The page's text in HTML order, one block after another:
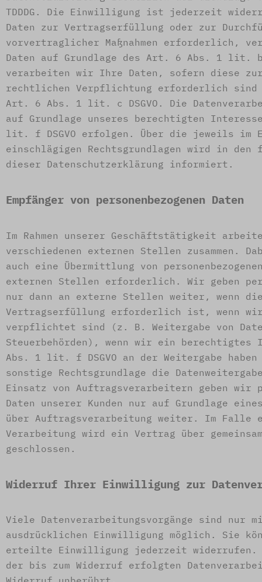
TDDDG. Die Einwilligung ist jederzeit
Daten zur Vertragserfüllung oder zur
vorvertraglicher Maßnahmen erforderlich,
Daten auf Grundlage des Art. 6 Abs. 1 lit. b
verarbeiten wir Ihre Daten, sofern diese
rechtlichen Verpflichtung erforderlich sind
Art. 6 Abs. 1 lit. c DSGVO. Die
auf Grundlage unseres berechtigten
lit. f DSGVO erfolgen. Über die jeweils im
einschlägigen Rechtsgrundlagen wird in den
dieser Datenschutzerklärung informiert.
Empfänger von personenbezogenen Daten
Im Rahmen unserer Geschäftstätigkeit
verschiedenen externen Stellen zusammen.
auch eine Übermittlung von
externen Stellen erforderlich. Wir geben
nur dann an externe Stellen weiter, wenn
Vertragserfüllung erforderlich ist, wenn
verpflichtet sind (z. B. Weitergabe von
Steuerbehörden), wenn wir ein berechtigtes
Abs. 1 lit. f DSGVO an der Weitergabe haben
sonstige Rechtsgrundlage die
Einsatz von Auftragsverarbeitern geben wir
Daten unserer Kunden nur auf Grundlage
über Auftragsverarbeitung weiter. Im Falle
Verarbeitung wird ein Vertrag über
geschlossen.
Widerruf Ihrer Einwilligung zur
Viele Datenverarbeitungsvorgänge sind nur
ausdrücklichen Einwilligung möglich. Sie
erteilte Einwilligung jederzeit widerrufen.
der bis zum Widerruf erfolgten